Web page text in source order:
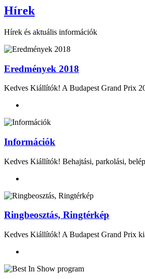
Hírek
Hírek és aktuális információk
Eredmények 2018
Kedves Kiállítók! A Budapest Grand Prix
Információk
Kedves Kiállítók! Behajtási, parkolási,
Ringbeosztás, Ringtérkép
Kedves Kiállítók! A Budapest Grand Prix